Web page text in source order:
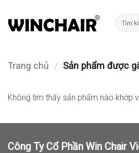
qua
Tìm
kiếm:
Trang chủ / Sản phẩm được
Không tìm thấy sản phẩm nào khớp
Công Ty Cổ Phần Win Chair